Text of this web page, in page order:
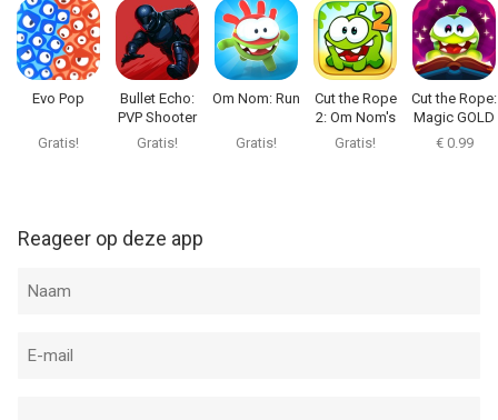
geschikt bevonden voor gebruikers met leeftijden vanaf4 jaar.
Informatie voor Cut the Rope: Experimentsis het laatst
vergeleken op 7 Aug om 13:37.
Evo Pop
Gratis!
Bullet Echo:
PVP Shooter
Gratis!
Om Nom: Run
Gratis!
Cut the Rope
2: Om Nom's
Quest
Gratis!
Cut the Rope:
Magic GOLD
€ 0.99
Reageer op deze app